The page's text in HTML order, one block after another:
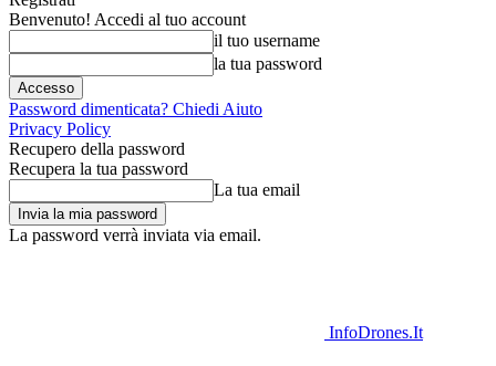
Benvenuto! Accedi al tuo account
il tuo username
la tua password
Password dimenticata? Chiedi Aiuto
Privacy Policy
Recupero della password
Recupera la tua password
La tua email
La password verrà inviata via email.
InfoDrones.It